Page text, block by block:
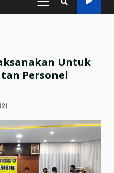
PRIMARY
MENU
Untuk
Personel